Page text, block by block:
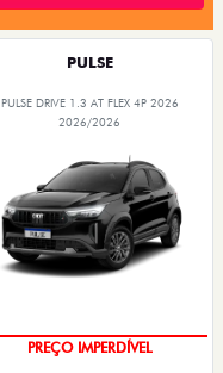
PULSE
PULSE DRIVE 1.3 AT FLEX 4P 2026
2026/2026
O SUV AUTOMÁTICO MAIS